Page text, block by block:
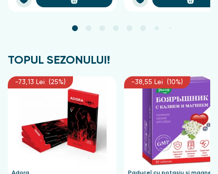
TOPUL SEZONULUI!
-73,13 Lei (25%) -38,55 Lei (10%)